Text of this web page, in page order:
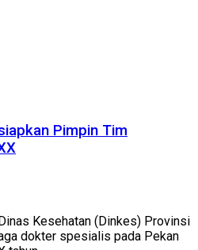
Pimpin Tim
Kesehatan (Dinkes) Provinsi
dokter spesialis pada Pekan